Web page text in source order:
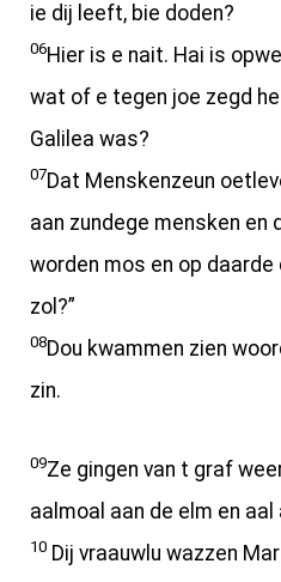
ie dij leeft, bie doden?
06Hier is e nait. Hai is
wat of e tegen joe zegd
Galilea was?
07Dat Menskenzeun
aan zundege mensken en
worden mos en op
zol?”
08Dou kwammen zien
zin.
09Ze gingen van t graf
aalmoal aan de elm en aal
10 Dij vraauwlu wazzen